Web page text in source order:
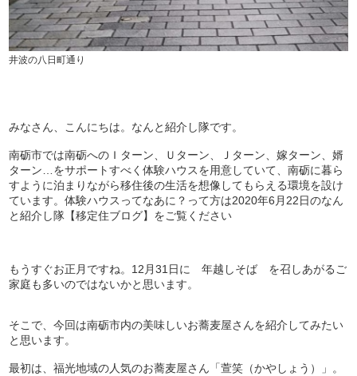
井波の八日町通り
みなさん、こんにちは。なんと紹介し隊です。
南砺市では南砺へのＩターン、Ｕターン、Ｊターン、嫁ターン、婿
ターン…をサポートすべく体験ハウスを用意していて、南砺に暮ら
すように泊まりながら移住後の生活を想像してもらえる環境を設け
ています。体験ハウスってなあに？って方は2020年6月22日のなん
と紹介し隊【移定住ブログ】をご覧ください
もうすぐお正月ですね。12月31日に 年越しそば を召しあがるご
家庭も多いのではないかと思います。
そこで、今回は南砺市内の美味しいお蕎麦屋さんを紹介してみたい
と思います。
最初は、福光地域の人気のお蕎麦屋さん「萱笑（かやしょう）」。